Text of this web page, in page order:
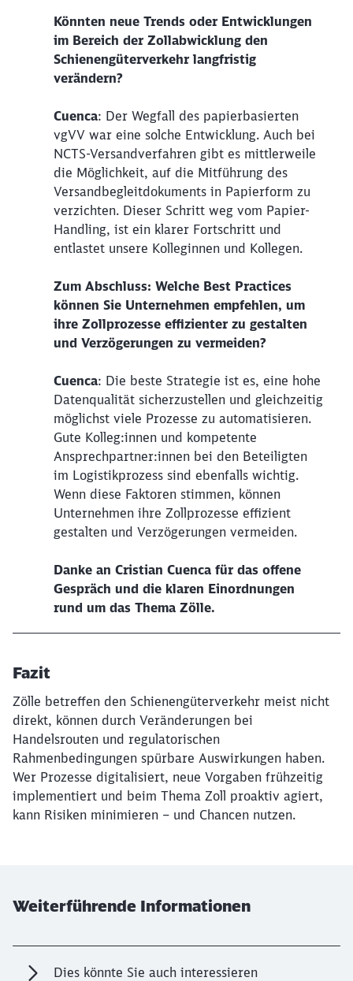
Könnten neue Trends oder Entwicklungen
im Bereich der Zollabwicklung den
Schienengüterverkehr langfristig
verändern?
Cuenca: Der Wegfall des papierbasierten
vgVV war eine solche Entwicklung. Auch bei
NCTS-Versandverfahren gibt es mittlerweile
die Möglichkeit, auf die Mitführung des
Versandbegleitdokuments in Papierform zu
verzichten. Dieser Schritt weg vom Papier-
Handling, ist ein klarer Fortschritt und
entlastet unsere Kolleginnen und Kollegen.
Zum Abschluss: Welche Best Practices
können Sie Unternehmen empfehlen, um
ihre Zollprozesse effizienter zu gestalten
und Verzögerungen zu vermeiden?
Cuenca: Die beste Strategie ist es, eine hohe
Datenqualität sicherzustellen und gleichzeitig
möglichst viele Prozesse zu automatisieren.
Gute Kolleg:innen und kompetente
Ansprechpartner:innen bei den Beteiligten
im Logistikprozess sind ebenfalls wichtig.
Wenn diese Faktoren stimmen, können
Unternehmen ihre Zollprozesse effizient
gestalten und Verzögerungen vermeiden.
Danke an Cristian Cuenca für das offene
Gespräch und die klaren Einordnungen
rund um das Thema Zölle.
Fazit
Zölle betreffen den Schienengüterverkehr meist nicht
direkt, können durch Veränderungen bei
Handelsrouten und regulatorischen
Rahmenbedingungen spürbare Auswirkungen haben.
Wer Prozesse digitalisiert, neue Vorgaben frühzeitig
implementiert und beim Thema Zoll proaktiv agiert,
kann Risiken minimieren – und Chancen nutzen.
Weiterführende Informationen
Dies könnte Sie auch interessieren